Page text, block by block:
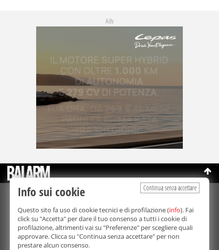
Adv
©Copyright 2003-2026
Bmedia Srl- P.IVA 07064240828
La riproduzione totale o parziale di tutti i contenuti, in qualunque
forma, su qualsiasi supporto è proibita.
Balarm.it è una testata giornalistica registrata. Autorizzazione del
Tribunale di Palermo n° 32 del 21/10/2003
Direttore responsabile:
Continua senza accettare
Info sui cookie
Questo sito fa uso di cookie tecnici e di profilazione (info). Fai
click su "Accetta" per dare il tuo consenso a tutti i cookie di
profilazione, altrimenti vai su "Preferenze" per scegliere quali
approvare. Clicca su "Continua senza accettare" per non
prestare alcun consenso.